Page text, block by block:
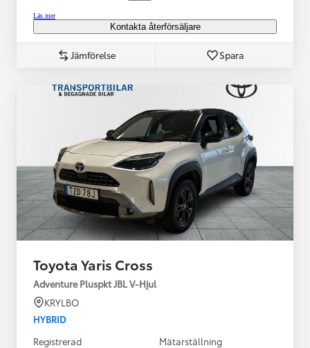
Läs mer
Kontakta återförsäljare
Jämförelse Spara
Toyota Yaris Cross
Adventure Pluspkt JBL V-Hjul
KRYLBO
HYBRID
Registrerad
Mätarställning